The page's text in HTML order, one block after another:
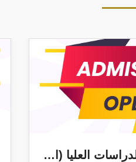
فتح باب التقديم للدراسات العليا (الماجستير الأكاديمى – الماجستير الإكلينيكى) للعام الجامعى 2026-2027